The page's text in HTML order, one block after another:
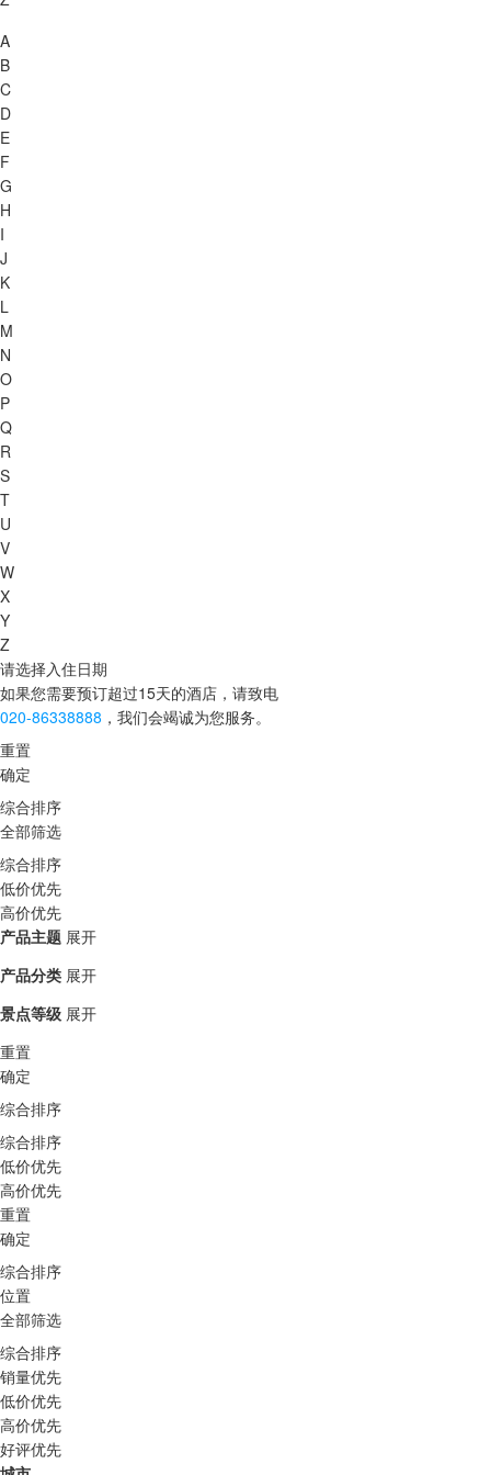
A
B
C
D
E
F
G
H
I
J
K
L
M
N
O
P
Q
R
S
T
U
V
W
X
Y
Z
请选择入住日期
如果您需要预订超过15天的酒店，请致电
020-86338888 ，我们会竭诚为您服务。
重置
确定
综合排序
全部筛选
综合排序
低价优先
高价优先
产品主题 展开
产品分类 展开
景点等级 展开
重置
确定
综合排序
综合排序
低价优先
高价优先
重置
确定
综合排序
位置
全部筛选
综合排序
销量优先
低价优先
高价优先
好评优先